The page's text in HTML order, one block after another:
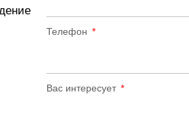
Телефон
Вас интересует